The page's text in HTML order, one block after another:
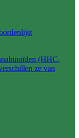
(HHC,
ze van